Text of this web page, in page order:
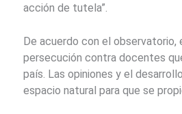
acción de tutela”.
De acuerdo con el
persecución contra docentes
país. Las opiniones y el
espacio natural para que se